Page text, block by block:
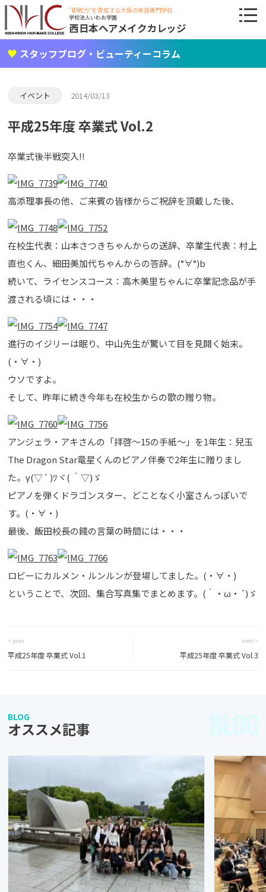
"即戦力"を育成する大阪の美容専門学校
学校法人いわお学園
西日本ヘアメイクカレッジ
スタッフブログ・ビューティーコラム
イベント 2014/03/13
平成25年度 卒業式 Vol.2
卒業式後半戦突入!!
高添理事長の他、ご来賓の皆様からご祝辞を頂戴した後、
在校生代表：山本さつきちゃんからの送辞、卒業生代表：村上
直也くん、細田美加代ちゃんからの答辞。(°∀°)b
続いて、ライセンスコース：高木美里ちゃんに卒業記念品が手
渡される頃には・・・
進行のイジリーは眠り、中山先生が驚いて目を見開く始末。
(・∀・)
ウソですよ。
そして、昨年に続き今年も在校生からの歌の贈り物。
アンジェラ・アキさんの「拝啓～15の手紙～」を1年生：兒玉
The Dragon Star竜星くんのピアノ伴奏で2年生に贈りまし
た。γ(▽´ )ﾂヾ( ｀▽)ゞ
ピアノを弾くドラゴンスター、どことなく小室さんっぽいで
す。(・∀・)
最後、飯田校長の餞の言葉の時間には・・・
ロビーにカルメン・ルンルンが登場してました。(・∀・)
ということで、次回、集合写真集でまとめます。(｀・ω・´)ゞ
< prev
平成25年度 卒業式 Vol.1
next >
平成25年度 卒業式 Vol.3
BLOG
オススメ記事